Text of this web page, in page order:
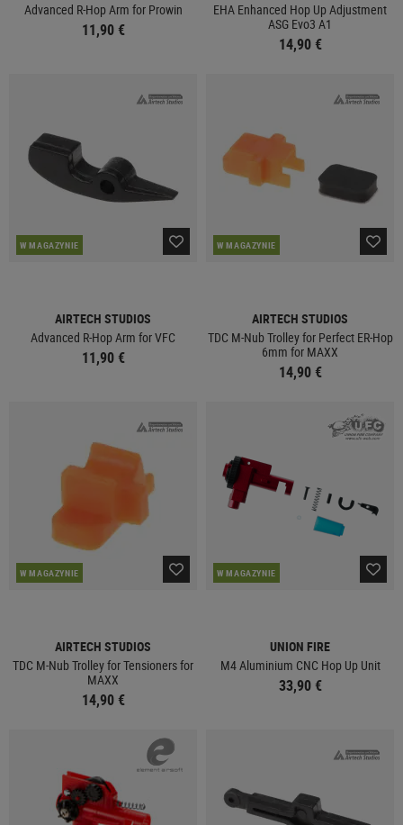
Advanced R-Hop Arm for Prowin
11,90 €
EHA Enhanced Hop Up Adjustment
ASG Evo3 A1
14,90 €
W MAGAZYNIE
AIRTECH STUDIOS
Advanced R-Hop Arm for VFC
11,90 €
W MAGAZYNIE
AIRTECH STUDIOS
TDC M-Nub Trolley for Perfect ER-Hop
6mm for MAXX
14,90 €
W MAGAZYNIE
AIRTECH STUDIOS
TDC M-Nub Trolley for Tensioners for
MAXX
14,90 €
W MAGAZYNIE
UNION FIRE
M4 Aluminium CNC Hop Up Unit
33,90 €